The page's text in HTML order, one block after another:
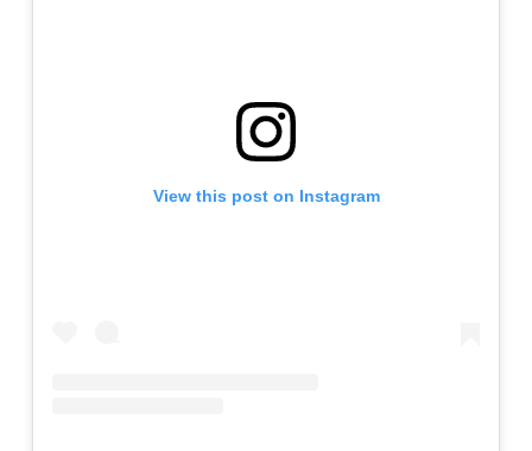
View this post on Instagram